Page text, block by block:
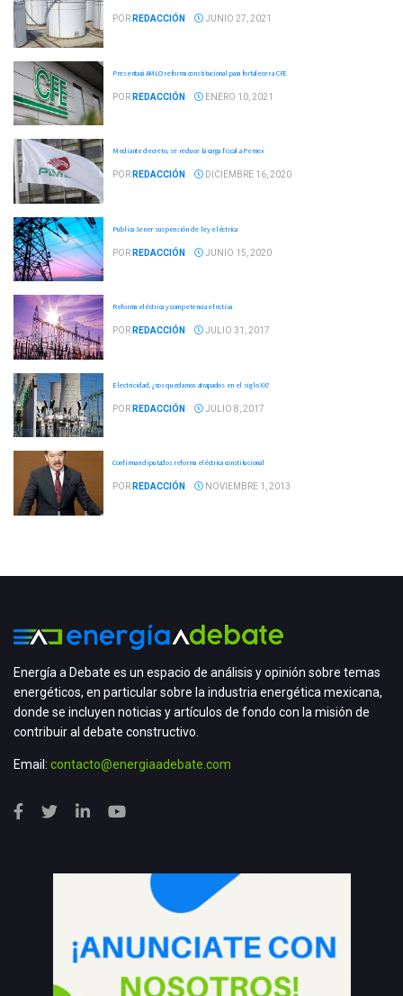
POR REDACCIÓN JUNIO 27, 2021
Presentará AMLO reforma constitucional para fortalecer a CFE
POR REDACCIÓN ENERO 10, 2021
Mediante decreto, se reduce la carga fiscal a Pemex
POR REDACCIÓN DICIEMBRE 16, 2020
Publica Sener suspensión de ley eléctrica
POR REDACCIÓN JUNIO 15, 2020
Reforma eléctrica y competencia efectiva
POR REDACCIÓN JULIO 31, 2017
Electricidad, ¿nos quedamos atrapados en el siglo XX?
POR REDACCIÓN JULIO 8, 2017
Confirman diputados reforma eléctrica constitucional
POR REDACCIÓN NOVIEMBRE 1, 2013
Energía a Debate es un espacio de análisis y opinión sobre temas
energéticos, en particular sobre la industria energética mexicana,
donde se incluyen noticias y artículos de fondo con la misión de
contribuir al debate constructivo.
Email: contacto@energiaadebate.com